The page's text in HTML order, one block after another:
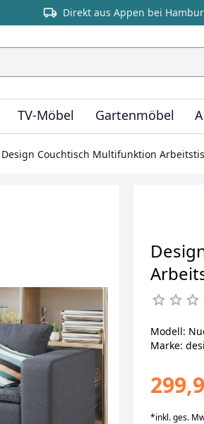
Direkt aus Appen bei
TV-Möbel Gartenmöbel
Design Couchtisch Multifunktion
Modell:
Marke:
*inkl. ges.